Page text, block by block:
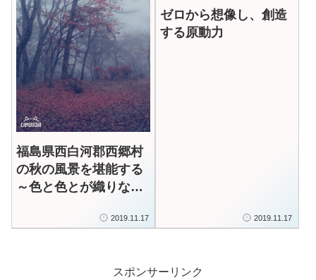
福島県西白河郡西郷村
の秋の風景を堪能する
～色と色とが織りなす
2019.11.17
ゼロから想像し、創造
する原動力
2019.11.17
スポンサーリンク